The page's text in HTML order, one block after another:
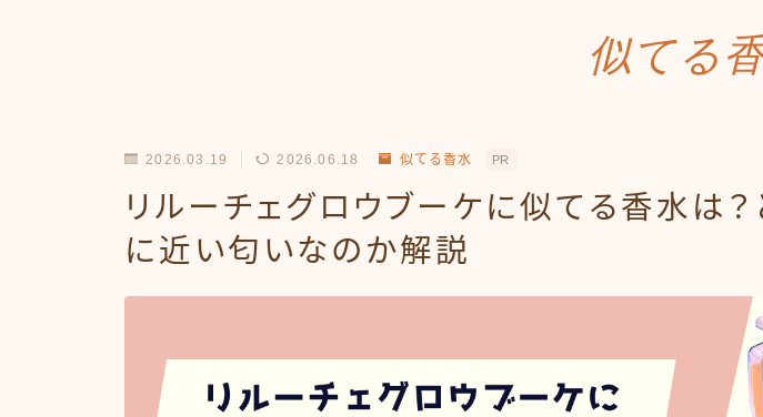
似てる
2026.03.19 2026.06.18 似てる香水 PR
リルーチェグロウブーケに似てる香水は
に近い匂いなのか解説